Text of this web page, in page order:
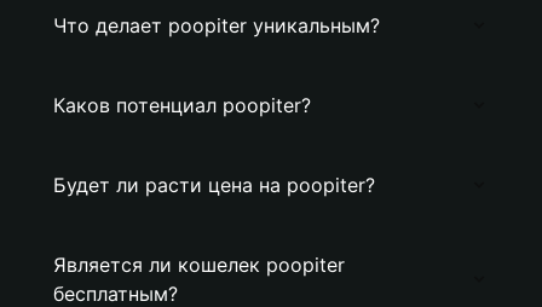
Что делает poopiter уникальным?
Каков потенциал poopiter?
Будет ли расти цена на poopiter?
Является ли кошелек poopiter
бесплатным?